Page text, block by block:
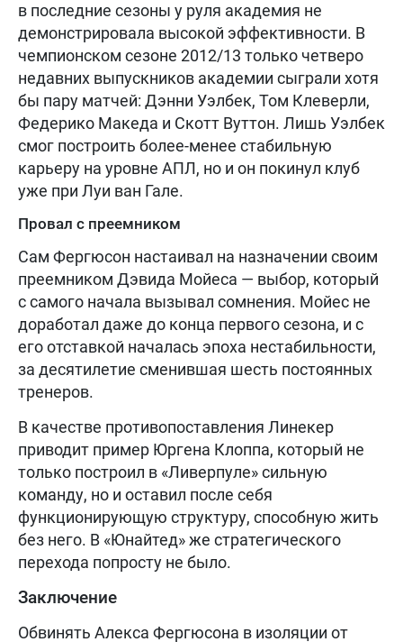
в последние сезоны у руля академия не
демонстрировала высокой эффективности. В
чемпионском сезоне 2012/13 только четверо
недавних выпускников академии сыграли хотя
бы пару матчей: Дэнни Уэлбек, Том Клеверли,
Федерико Македа и Скотт Вуттон. Лишь Уэлбек
смог построить более-менее стабильную
карьеру на уровне АПЛ, но и он покинул клуб
уже при Луи ван Гале.
Провал с преемником
Сам Фергюсон настаивал на назначении своим
преемником Дэвида Мойеса — выбор, который
с самого начала вызывал сомнения. Мойес не
доработал даже до конца первого сезона, и с
его отставкой началась эпоха нестабильности,
за десятилетие сменившая шесть постоянных
тренеров.
В качестве противопоставления Линекер
приводит пример Юргена Клоппа, который не
только построил в «Ливерпуле» сильную
команду, но и оставил после себя
функционирующую структуру, способную жить
без него. В «Юнайтед» же стратегического
перехода попросту не было.
Заключение
Обвинять Алекса Фергюсона в изоляции от